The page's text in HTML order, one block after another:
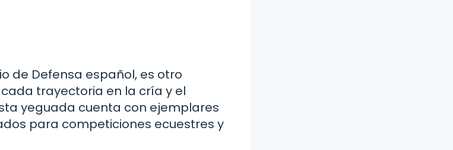
de Defensa español, es otro
trayectoria en la cría y el
yeguada cuenta con ejemplares
para competiciones ecuestres y